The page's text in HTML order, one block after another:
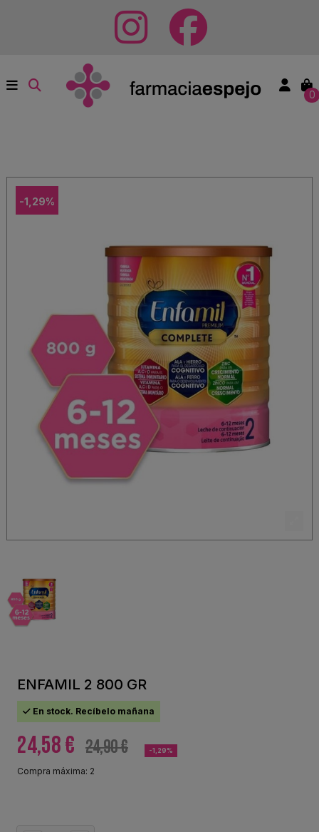
0
-1,29%
ENFAMIL 2 800 GR
En stock. Recíbelo mañana
24,58 € 24,90 € -1,29%
Compra máxima: 2